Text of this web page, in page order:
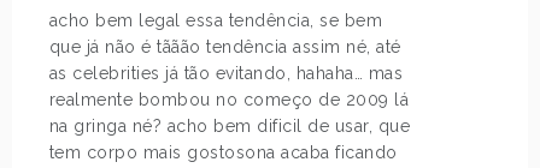
acho bem legal essa tendência, se bem
que já não é tããão tendência assim né, até
as celebrities já tão evitando, hahaha… mas
realmente bombou no começo de 2009 lá
na gringa né? acho bem dificil de usar, que
tem corpo mais gostosona acaba ficando